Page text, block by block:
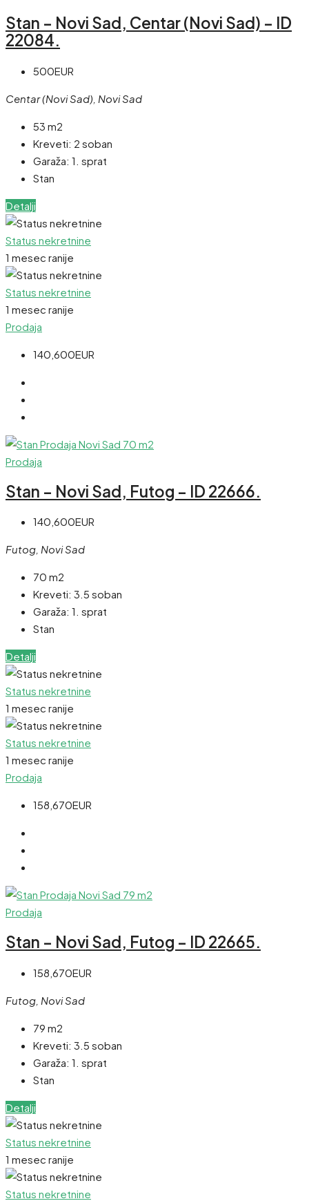
Stan – Novi Sad, Centar (Novi Sad) – ID
22084.
500EUR
Centar (Novi Sad), Novi Sad
53 m2
Kreveti: 2 soban
Garaža: 1. sprat
Stan
Detalji
Status nekretnine
1 mesec ranije
Status nekretnine
1 mesec ranije
Prodaja
140,600EUR
Prodaja
Stan – Novi Sad, Futog – ID 22666.
140,600EUR
Futog, Novi Sad
70 m2
Kreveti: 3.5 soban
Garaža: 1. sprat
Stan
Detalji
Status nekretnine
1 mesec ranije
Status nekretnine
1 mesec ranije
Prodaja
158,670EUR
Prodaja
Stan – Novi Sad, Futog – ID 22665.
158,670EUR
Futog, Novi Sad
79 m2
Kreveti: 3.5 soban
Garaža: 1. sprat
Stan
Detalji
Status nekretnine
1 mesec ranije
Status nekretnine